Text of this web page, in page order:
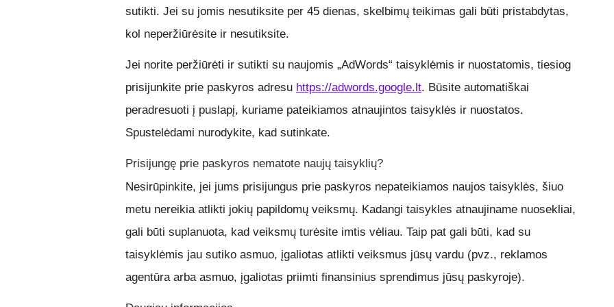
sutikti. Jei su jomis nesutiksite per 45 dienas, skelbimų teikimas gali būti pristabdytas,
kol neperžiūrėsite ir nesutiksite.
Jei norite peržiūrėti ir sutikti su naujomis „AdWords“ taisyklėmis ir nuostatomis, tiesiog
prisijunkite prie paskyros adresu https://adwords.google.lt. Būsite automatiškai
peradresuoti į puslapį, kuriame pateikiamos atnaujintos taisyklės ir nuostatos.
Spustelėdami nurodykite, kad sutinkate.
Prisijungę prie paskyros nematote naujų taisyklių?
Nesirūpinkite, jei jums prisijungus prie paskyros nepateikiamos naujos taisyklės, šiuo
metu nereikia atlikti jokių papildomų veiksmų. Kadangi taisykles atnaujiname nuosekliai,
gali būti suplanuota, kad veiksmų turėsite imtis vėliau. Taip pat gali būti, kad su
taisyklėmis jau sutiko asmuo, įgaliotas atlikti veiksmus jūsų vardu (pvz., reklamos
agentūra arba asmuo, įgaliotas priimti finansinius sprendimus jūsų paskyroje).